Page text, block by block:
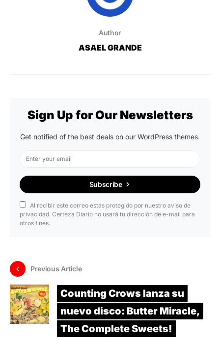
Author
ASAEL GRANDE
Sign Up for Our Newsletters
Get notified of the best deals on our WordPress themes.
Subscribe
Al recibir este correo estás protegido por nuestro aviso de
privacidad. Certeza Diario no usará tu dirección de e-mail para
otros fines.
Previous Article
Counting Crows lanza su
nuevo disco: Butter Miracle,
The Complete Sweets!